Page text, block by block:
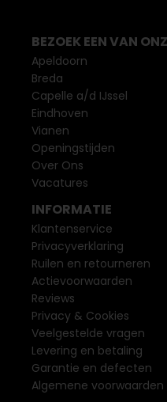
BEZOEK EEN VAN
Apeldoorn
Breda
Capelle a/d IJssel
Eindhoven
Vianen
Openingstijden
Over Ons
Vacatures
INFORMATIE
Klantenservice
Privacyverklaring
Ruilen en retourneren
Actievoorwaarden
Reviews
Privacy & Cookies
Veelgestelde vragen
Levering en betaling
Garantie en defecten
Algemene voorwaarden